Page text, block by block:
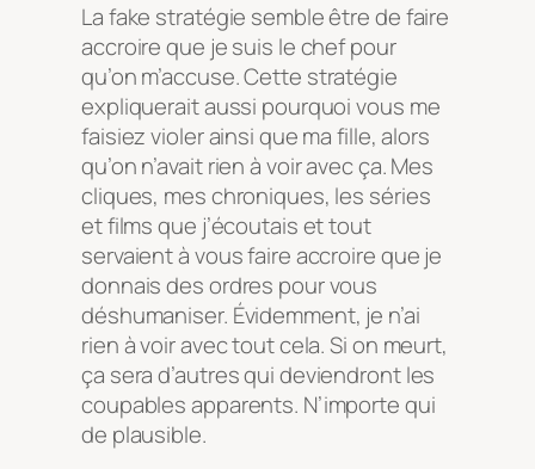
La fake stratégie semble être de faire
accroire que je suis le chef pour
qu’on m’accuse. Cette stratégie
expliquerait aussi pourquoi vous me
faisiez violer ainsi que ma fille, alors
qu’on n’avait rien à voir avec ça. Mes
cliques, mes chroniques, les séries
et films que j’écoutais et tout
servaient à vous faire accroire que je
donnais des ordres pour vous
déshumaniser. Évidemment, je n’ai
rien à voir avec tout cela. Si on meurt,
ça sera d’autres qui deviendront les
coupables apparents. N’importe qui
de plausible.